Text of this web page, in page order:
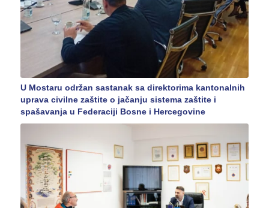
U Mostaru održan sastanak sa direktorima kantonalnih
uprava civilne zaštite o jačanju sistema zaštite i
spašavanja u Federaciji Bosne i Hercegovine